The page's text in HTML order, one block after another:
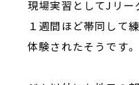
現場実習としてJリー
１週間ほど帯同して
体験されたそうです。